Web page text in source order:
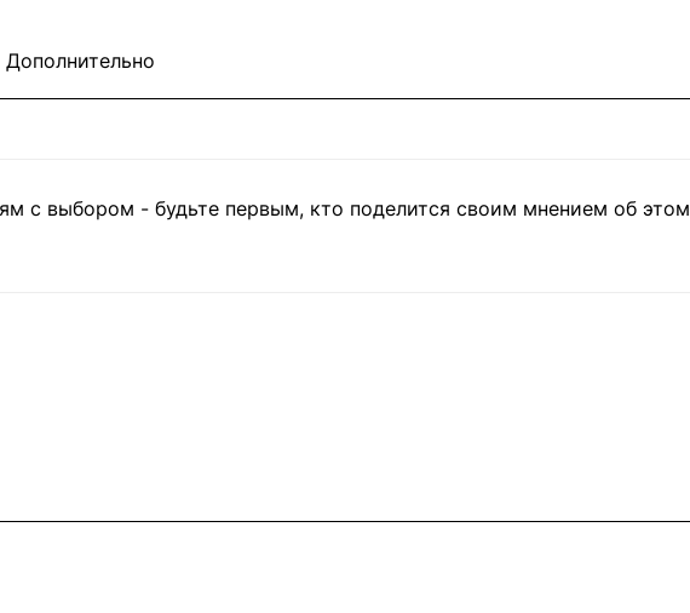
Дополнительно
с выбором - будьте первым, кто поделится своим мнением об этом